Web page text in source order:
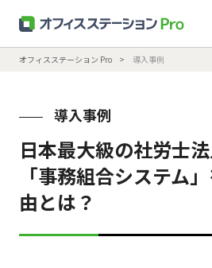
オフィスステーション Pro 導入事例
導入事例
日本最大級の社労士
「事務組合システム
由とは？